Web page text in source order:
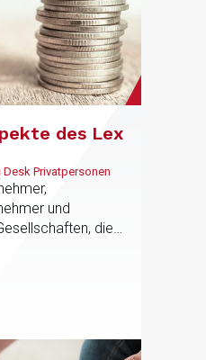
des Lex
Desk Privatpersonen
und
die